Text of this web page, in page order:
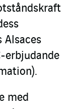
Alsaces
erbjudande
med